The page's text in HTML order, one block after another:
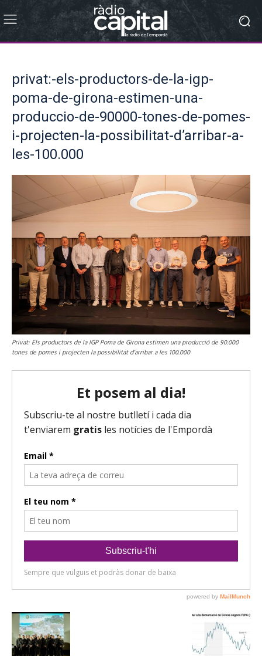
privat:-els-productors-de-la-igp-
poma-de-girona-estimen-una-
produccio-de-90000-tones-de-pomes-
i-projecten-la-possibilitat-d’arribar-a-
les-100.000
Privat: Els productors de la IGP Poma de Girona estimen una producció de 90.000
tones de pomes i projecten la possibilitat d’arribar a les 100.000